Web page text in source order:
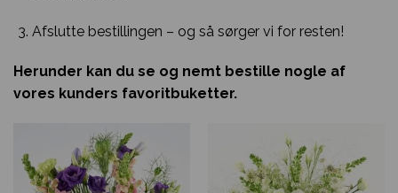
Afslutte bestillingen – og så sørger vi for resten!
Herunder kan du se og nemt bestille nogle af
vores kunders favoritbuketter.